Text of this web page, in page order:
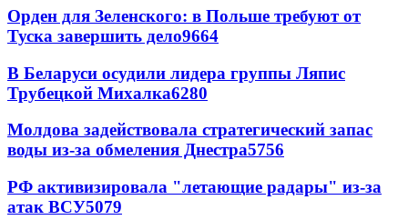
Орден для Зеленского: в Польше требуют от
Туска завершить дело9664
В Беларуси осудили лидера группы Ляпис
Трубецкой Михалка6280
Молдова задействовала стратегический запас
воды из-за обмеления Днестра5756
РФ активизировала "летающие радары" из-за
атак ВСУ5079